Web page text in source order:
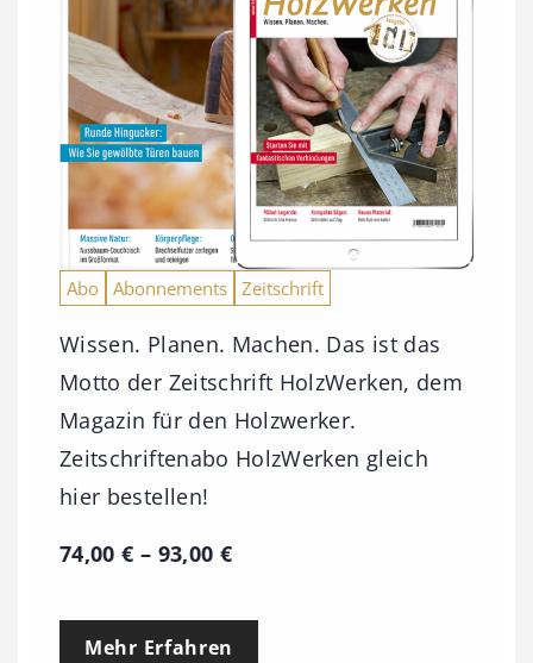
Abo Abonnements Zeitschrift
Wissen. Planen. Machen. Das ist das
Motto der Zeitschrift HolzWerken, dem
Magazin für den Holzwerker.
Zeitschriftenabo HolzWerken gleich
hier bestellen!
74,00€ – 93,00 €P
e
Mehr Erfahren